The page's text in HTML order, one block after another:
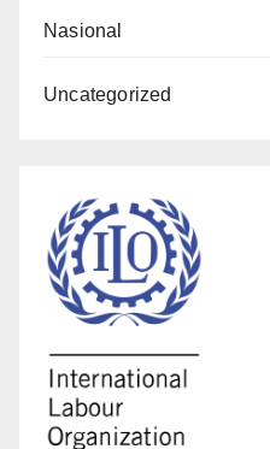
Nasional
Uncategorized